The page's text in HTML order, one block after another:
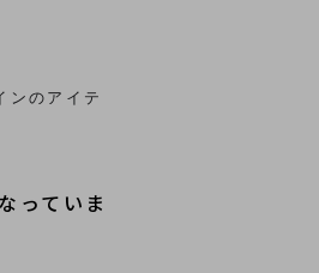
のアイテ
っていま